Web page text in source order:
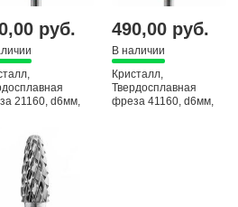
руб.
21160, d6мм,
490,00 руб.
В наличии
Кристалл,
Твердосплавная
фреза 41160, d6мм,